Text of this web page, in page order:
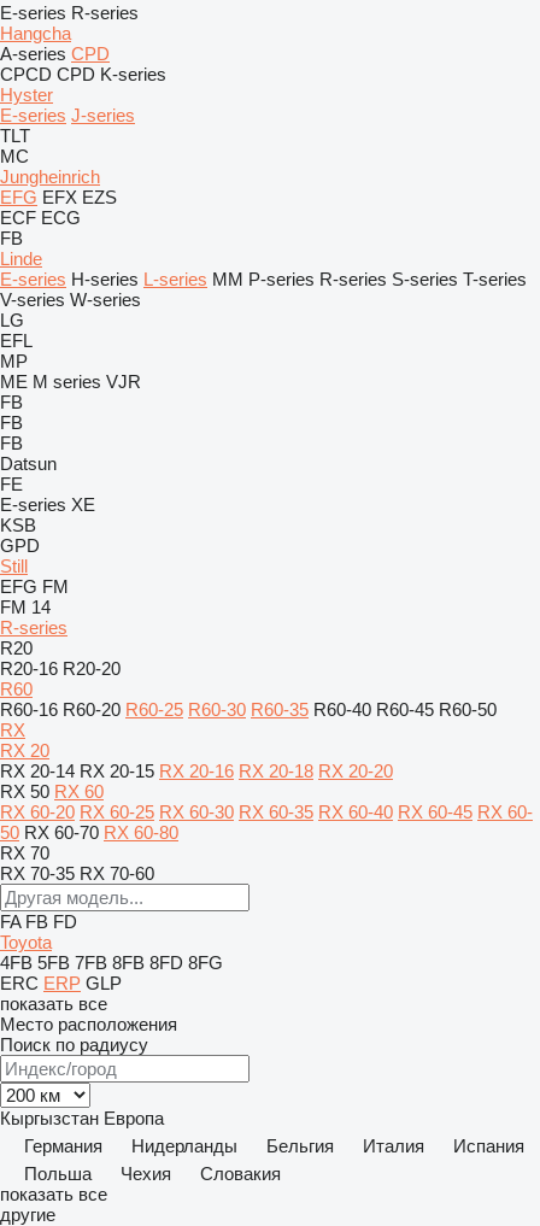
E-series R-series
Hangcha
A-series CPD
CPCD CPD K-series
Hyster
E-series J-series
TLT
MC
Jungheinrich
EFG EFX EZS
ECF ECG
FB
Linde
E-series H-series L-series MM P-series R-series S-series T-series
V-series W-series
LG
EFL
MP
ME M series VJR
FB
FB
FB
Datsun
FE
E-series XE
KSB
GPD
Still
EFG FM
FM 14
R-series
R20
R20-16 R20-20
R60
R60-16 R60-20 R60-25 R60-30 R60-35 R60-40 R60-45 R60-50
RX
RX 20
RX 20-14 RX 20-15 RX 20-16 RX 20-18 RX 20-20
RX 50 RX 60
RX 60-20 RX 60-25 RX 60-30 RX 60-35 RX 60-40 RX 60-45 RX 60-
50 RX 60-70 RX 60-80
RX 70
RX 70-35 RX 70-60
FA FB FD
Toyota
4FB 5FB 7FB 8FB 8FD 8FG
ERC ERP GLP
показать все
Место расположения
Поиск по радиусу
Кыргызстан Европа
Германия
Нидерланды Бельгия Италия
Испания
Польша
Чехия
Словакия
показать все
другие